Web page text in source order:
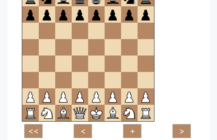
te
openen.